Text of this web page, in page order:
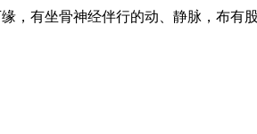
，有坐骨神经伴行的动、静脉，布有